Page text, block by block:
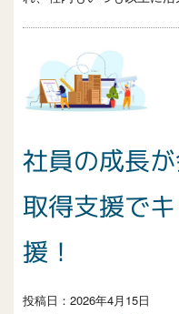
社員の成長
取得支援で
援！
投稿日： 2026年4月15日